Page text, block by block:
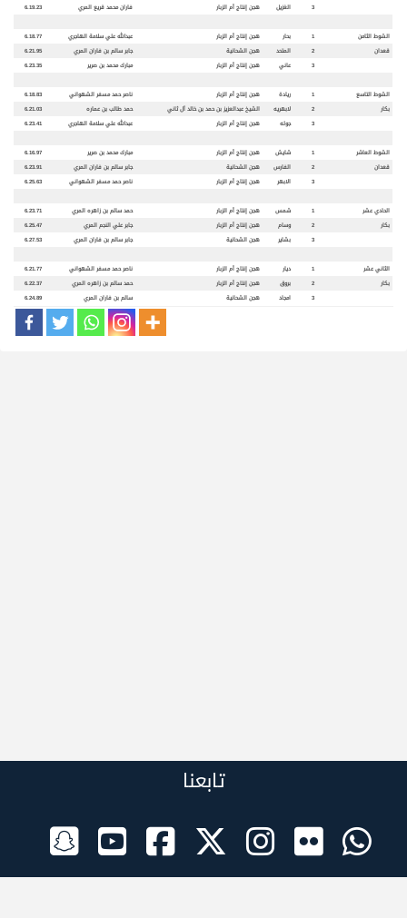
3
الغزيل هجن إنتاج أم الزبار فاران محمد قريع المري 6.19.23
الشوط الثامن 1 بحار هجن إنتاج أم الزبار عبدالله علي سلامة الهاجري
6.18.77
قعدان
2 المتحد هجن الشحانية جابر سالم بن فاران المري
6.21.95
3
عاني هجن إنتاج أم الزبار مبارك محمد بن صرير 6.23.35
الشوط التاسع 1 ريادة هجن إنتاج أم الزبار ناصر حمد مسفر الشهواني
6.18.83
بكار
2 لابهريه الشيخ عبدالعزيز بن حمد بن خالد آل ثاني حمد طالب بن عماره
6.21.03
3
جوله هجن إنتاج أم الزبار عبدالله علي سلامة الهاجري 6.23.41
الشوط العاشر 1 شايش هجن إنتاج أم الزبار مبارك محمد بن صرير
6.16.97
قعدان
2 الفارس هجن الشحانية جابر سالم بن فاران المري
6.23.91
3
الابهر هجن إنتاج أم الزبار ناصر حمد مسفر الشهواني 6.25.63
الحادي عشر 1 شمس هجن إنتاج أم الزبار حمد سالم بن زاهره المري
6.23.71
بكار
2 وسام هجن إنتاج أم الزبار جابر علي النجم المري
6.25.47
3
بشاير هجن الشحانية جابر سالم بن فاران المري 6.27.53
الثاني عشر 1 ديار هجن إنتاج أم الزبار ناصر حمد مسفر الشهواني
6.21.77
بكار
2 بروق هجن إنتاج أم الزبار حمد سالم بن زاهره المري
6.22.37
3
امجاد هجن الشحانية سالم بن فاران المري 6.24.89
تابعنا